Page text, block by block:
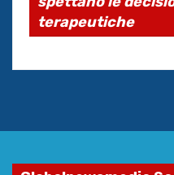
terapeutiche